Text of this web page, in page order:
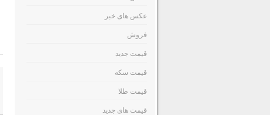
عکس های خبر
فروش
قیمت جدید
قیمت سکه
قیمت طلا
قیمت های جدید